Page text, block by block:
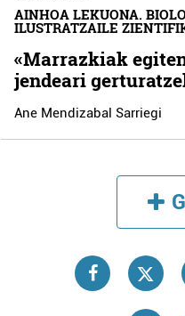
AINHOA LEKUONA.
ILUSTRATZAILE
«Marrazkiak
jendeari
Ane Mendizabal Sarriegi